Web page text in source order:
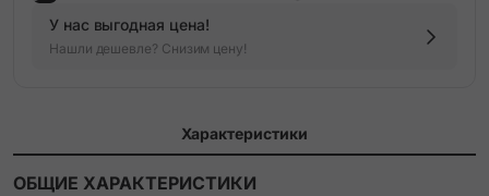
У нас выгодная цена!
Нашли дешевле? Снизим цену!
Характеристики
ОБЩИЕ ХАРАКТЕРИСТИКИ